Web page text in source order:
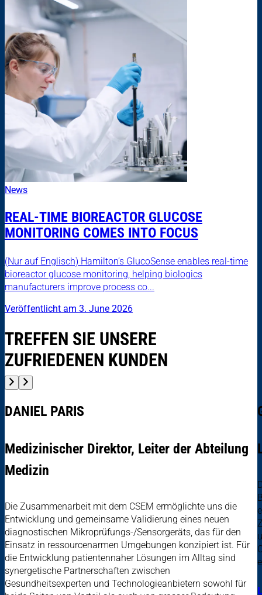
News
REAL-TIME BIOREACTOR GLUCOSE
MONITORING COMES INTO FOCUS
(Nur auf Englisch) Hamilton’s GlucoSense enables real-time
bioreactor glucose monitoring, helping biologics
manufacturers improve process co...
Veröffentlicht am 3. June 2026
TREFFEN SIE UNSERE
ZUFRIEDENEN KUNDEN
DANIEL PARIS
Medizinischer Direktor, Leiter der Abteilung
Medizin
Die Zusammenarbeit mit dem CSEM ermöglichte uns die
Entwicklung und gemeinsame Validierung eines neuen
diagnostischen Mikroprüfungs-/Sensorgeräts, das für den
Einsatz in ressourcenarmen Umgebungen konzipiert ist. Für
die Entwicklung patientennaher Lösungen im Alltag sind
synergetische Partnerschaften zwischen
Gesundheitsexperten und Technologieanbietern sowohl für